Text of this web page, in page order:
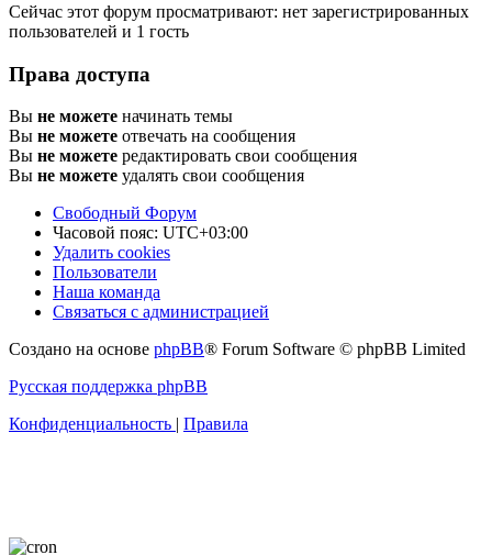
Сейчас этот форум просматривают: нет зарегистрированных
пользователей и 1 гость
Права доступа
Вы не можете начинать темы
Вы не можете отвечать на сообщения
Вы не можете редактировать свои сообщения
Вы не можете удалять свои сообщения
Свободный Форум
Часовой пояс: UTC+03:00
Удалить cookies
Пользователи
Наша команда
Связаться с администрацией
Создано на основе phpBB® Forum Software © phpBB Limited
Русская поддержка phpBB
Конфиденциальность | Правила